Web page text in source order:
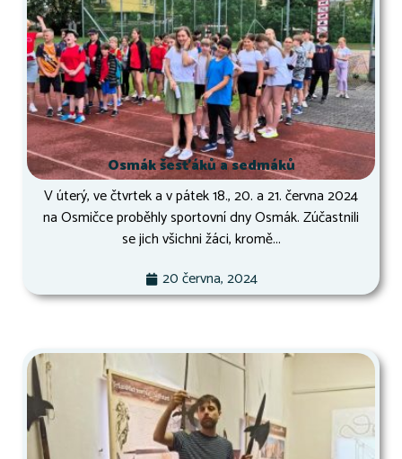
Osmák šesťáků a sedmáků
V úterý, ve čtvrtek a v pátek 18., 20. a 21. června 2024
na Osmičce proběhly sportovní dny Osmák. Zúčastnili
se jich všichni žáci, kromě...
20 června, 2024